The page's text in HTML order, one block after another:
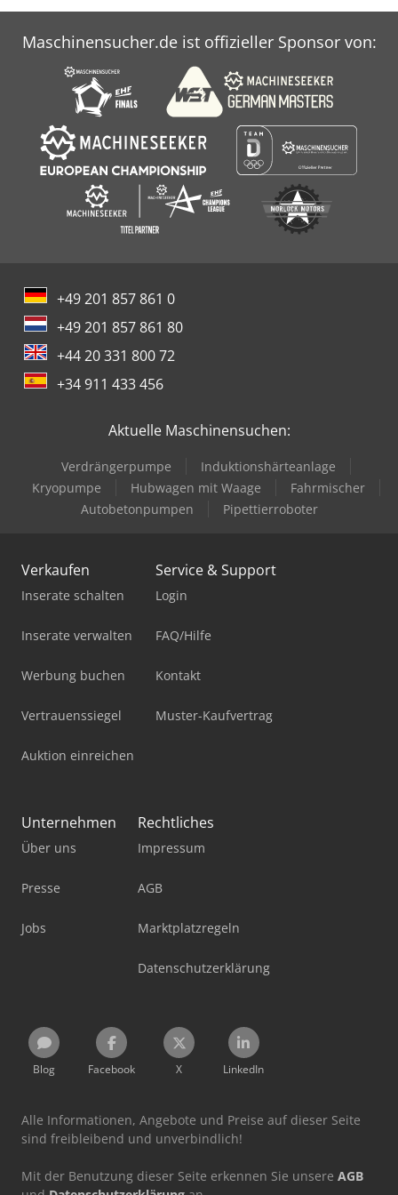
Diamantscheibenabrichtgerät, • Werkstückspindelstock
pneumatisch verschiebbar, Hydr. Reitstock mit
einstellbarer Pinole, • diverses weiteres Zubehör, jedoch
ohne Kühlmitteleinrichtung Zustand : gut bis sehr gut –
unter Strom vorführbereit, Ideale Maschine für den
Spindelbau, etc. Lieferung : ab Lager hier - wie besichtigt
Zahlung : rein netto - nach Rechnungserhalt
Maschinensucher.de ist offizieller Sponsor von:
+49 201 857 861 0
+49 201 857 861 80
+44 20 331 800 72
+34 911 433 456
Aktuelle Maschinensuchen:
Verdrängerpumpe
Induktionshärteanlage
Kryopumpe
Hubwagen mit Waage
Fahrmischer
Autobetonpumpen
Pipettierroboter
Verkaufen
Inserate schalten
Inserate verwalten
Werbung buchen
Vertrauenssiegel
Auktion einreichen
Service & Support
Login
FAQ/Hilfe
Kontakt
Muster-Kaufvertrag
Unternehmen
Über uns
Presse
Jobs
Rechtliches
Impressum
AGB
Marktplatzregeln
Datenschutzerklärung
Blog Facebook X LinkedIn
Alle Informationen, Angebote und Preise auf dieser Seite
sind freibleibend und unverbindlich!
Mit der Benutzung dieser Seite erkennen Sie unsere AGB